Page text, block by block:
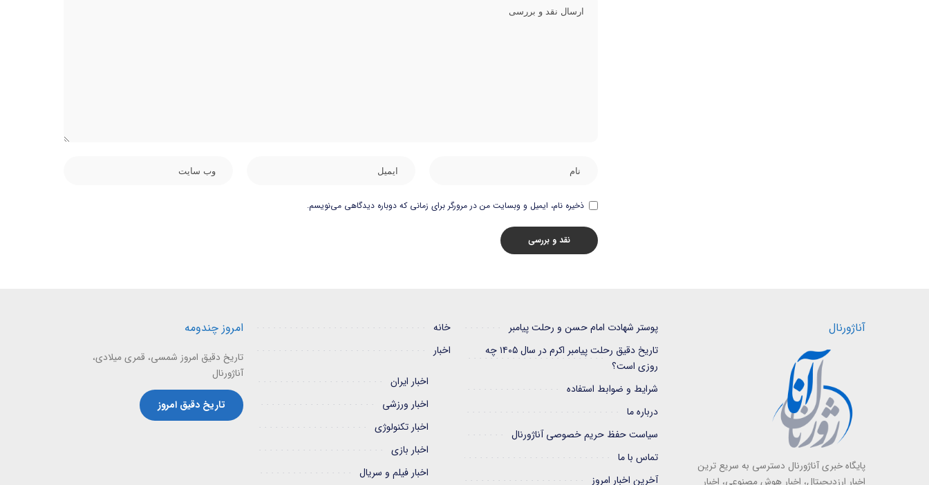
ذخیره نام، ایمیل و وبسایت من در مرورگر برای زمانی که دوباره دیدگاهی می‌نویسم.
آناژورنال
پایگاه خبری آناژورنال دسترسی به سریع ترین
اخبار ارزدیجیتال، اخبار هوش مصنوعی، اخبار
پوستر شهادت امام حسن و رحلت پیامبر
تاریخ دقیق رحلت پیامبر اکرم در سال ۱۴۰۵ چه
روزی است؟
شرایط و ضوابط استفاده
درباره ما
سیاست حفظ حریم خصوصی آناژورنال
تماس با ما
آخرین اخبار امروز
خانه
اخبار
اخبار ایران
اخبار ورزشی
اخبار تکنولوژی
اخبار بازی
اخبار فیلم و سریال
امروز چندومه
تاریخ دقیق امروز شمسی، قمری میلادی،
آناژورنال
تاریخ دقیق امروز